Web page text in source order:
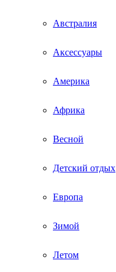
Австралия
Аксессуары
Америка
Африка
Весной
Детский отдых
Европа
Зимой
Летом